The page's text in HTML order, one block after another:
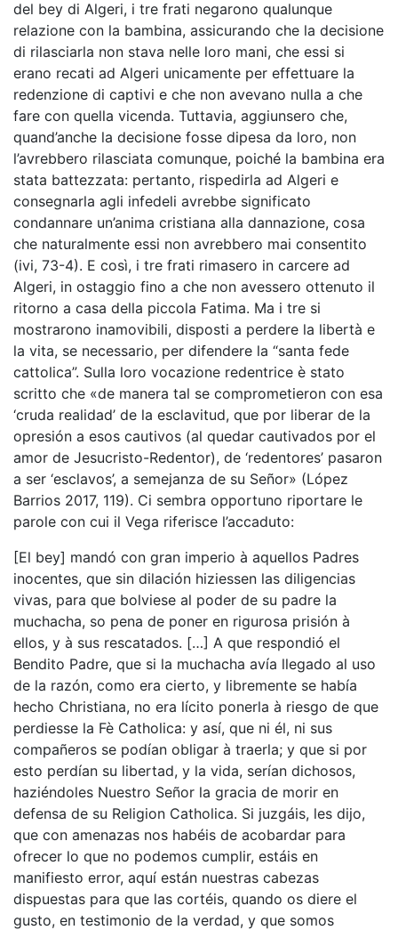
del bey di Algeri, i tre frati negarono qualunque
relazione con la bambina, assicurando che la decisione
di rilasciarla non stava nelle loro mani, che essi si
erano recati ad Algeri unicamente per effettuare la
redenzione di captivi e che non avevano nulla a che
fare con quella vicenda. Tuttavia, aggiunsero che,
quand’anche la decisione fosse dipesa da loro, non
l’avrebbero rilasciata comunque, poiché la bambina era
stata battezzata: pertanto, rispedirla ad Algeri e
consegnarla agli infedeli avrebbe significato
condannare un’anima cristiana alla dannazione, cosa
che naturalmente essi non avrebbero mai consentito
(ivi, 73-4). E così, i tre frati rimasero in carcere ad
Algeri, in ostaggio fino a che non avessero ottenuto il
ritorno a casa della piccola Fatima. Ma i tre si
mostrarono inamovibili, disposti a perdere la libertà e
la vita, se necessario, per difendere la “santa fede
cattolica”. Sulla loro vocazione redentrice è stato
scritto che «de manera tal se comprometieron con esa
‘cruda realidad’ de la esclavitud, que por liberar de la
opresión a esos cautivos (al quedar cautivados por el
amor de Jesucristo-Redentor), de ‘redentores’ pasaron
a ser ‘esclavos’, a semejanza de su Señor» (López
Barrios 2017, 119). Ci sembra opportuno riportare le
parole con cui il Vega riferisce l’accaduto:
[El bey] mandó con gran imperio à aquellos Padres
inocentes, que sin dilación hiziessen las diligencias
vivas, para que bolviese al poder de su padre la
muchacha, so pena de poner en rigurosa prisión à
ellos, y à sus rescatados. […] A que respondió el
Bendito Padre, que si la muchacha avía llegado al uso
de la razón, como era cierto, y libremente se había
hecho Christiana, no era lícito ponerla à riesgo de que
perdiesse la Fè Catholica: y así, que ni él, ni sus
compañeros se podían obligar à traerla; y que si por
esto perdían su libertad, y la vida, serían dichosos,
haziéndoles Nuestro Señor la gracia de morir en
defensa de su Religion Catholica. Si juzgáis, les dijo,
que con amenazas nos habéis de acobardar para
ofrecer lo que no podemos cumplir, estáis en
manifiesto error, aquí están nuestras cabezas
dispuestas para que las cortéis, quando os diere el
gusto, en testimonio de la verdad, y que somos